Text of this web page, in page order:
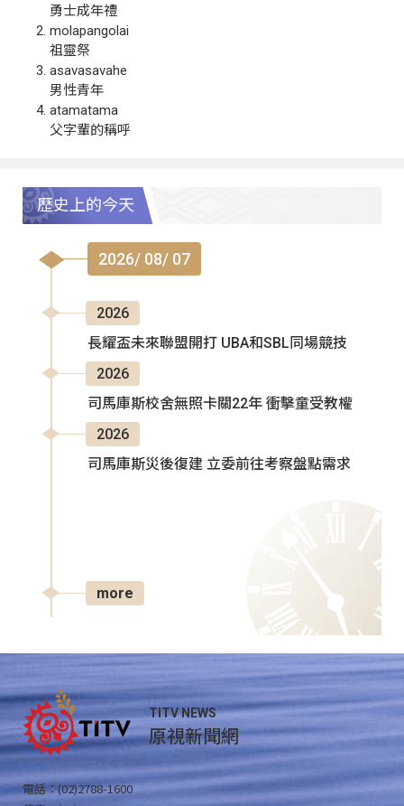
勇士成年禮
molapangolai
祖靈祭
asavasavahe
男性青年
atamatama
父字輩的稱呼
歷史上的今天
2026/ 08/ 07
2026
長耀盃未來聯盟開打 UBA和SBL同場競技
2026
司馬庫斯校舍無照卡關22年 衝擊童受教權
2026
司馬庫斯災後復建 立委前往考察盤點需求
more
TITV NEWS
原視新聞網
電話：(02)2788-1600